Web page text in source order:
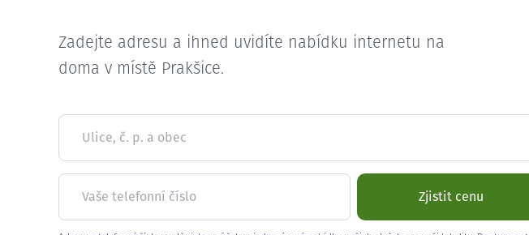
Zadejte adresu a ihned uvidíte nabídku internetu na
doma v místě Prakšice.
Ulice, č. p. a obec
Vaše telefonní číslo Zjistit cenu